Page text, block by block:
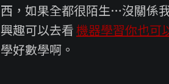
西，如果全都很陌生…沒關係
興趣可以去看機器學習你也可
學好數學啊。